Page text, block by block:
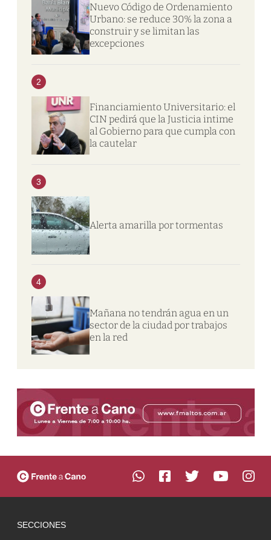
Nuevo Código de Ordenamiento
Urbano: se reduce 30% la zona a
construir y se limitan las
excepciones
2
Financiamiento Universitario: el
CIN pedirá que la Justicia intime
al Gobierno para que cumpla con
la cautelar
3
Alerta amarilla por tormentas
4
Mañana no tendrán agua en un
sector de la ciudad por trabajos
en la red
SECCIONES